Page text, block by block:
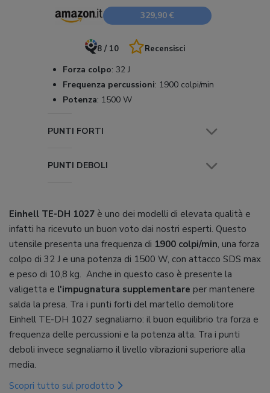
329,90 €
8 / 10 Recensisci
Forza colpo: 32 J
Frequenza percussioni: 1900 colpi/min
Potenza: 1500 W
PUNTI FORTI
PUNTI DEBOLI
Einhell TE-DH 1027 è uno dei modelli di elevata qualità e
infatti ha ricevuto un buon voto dai nostri esperti. Questo
utensile presenta una frequenza di 1900 colpi/min, una forza
colpo di 32 J e una potenza di 1500 W, con attacco SDS max
e peso di 10,8 kg. Anche in questo caso è presente la
valigetta e l'impugnatura supplementare per mantenere
salda la presa. Tra i punti forti del martello demolitore
Einhell TE-DH 1027 segnaliamo: il buon equilibrio tra forza e
frequenza delle percussioni e la potenza alta. Tra i punti
deboli invece segnaliamo il livello vibrazioni superiore alla
media.
Scopri tutto sul prodotto